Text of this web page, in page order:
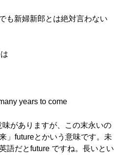
も新婦新郎とは絶対言わない
years to come
がありますが、この末永いの
」futureとかいう意味です。未
語だとfuture ですね。長いとい